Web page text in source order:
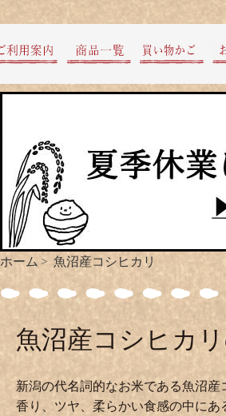
ホーム 魚沼産コシヒカリ
魚沼産コシヒカ
新潟の代名詞的なお米である魚沼産
香り、ツヤ、柔らかい食感の中にあ